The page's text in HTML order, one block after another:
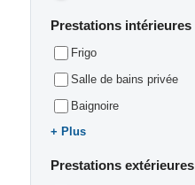
Prestations intérieures
Frigo
Salle de bains privée
Baignoire
Plus
Prestations extérieures